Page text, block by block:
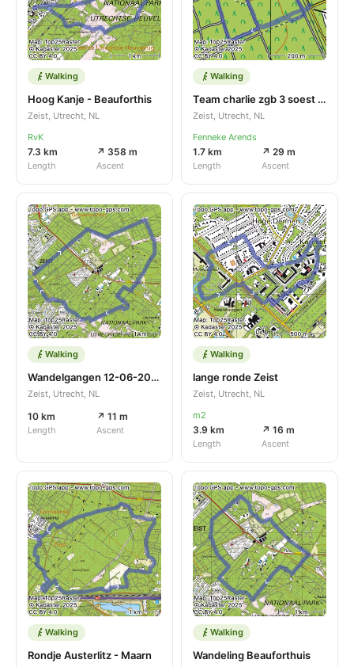
Walking
Hoog Kanje - Beauforthis
Zeist, Utrecht, NL
RvK
7.3 km
Length
↗ 358 m
Ascent
Walking
Team charlie zgb 3 soest 21-9-25
Zeist, Utrecht, NL
Fenneke Arends
1.7 km
Length
↗ 29 m
Ascent
Walking
Wandelgangen 12-06-2023
Zeist, Utrecht, NL
10 km
Length
↗ 11 m
Ascent
Walking
lange ronde Zeist
Zeist, Utrecht, NL
m2
3.9 km
Length
↗ 16 m
Ascent
Walking
Rondje Austerlitz - Maarn
Walking
Wandeling Beauforthuis